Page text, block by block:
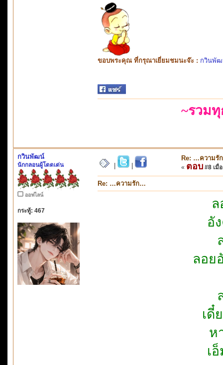
ขอบพระคุณ ที่กรุณาเยี่ยมชมนะจ๊ะ : กวินพั
~รวม
กวินพัฒน์
นักกลอนผู้โดดเด่น
ออฟไลน์
กระทู้: 467
Re: …ความรั
« ตอบ #8 เมื่
Re: …ความรัก…
อั
ลอย
เดี๋
ห
เ